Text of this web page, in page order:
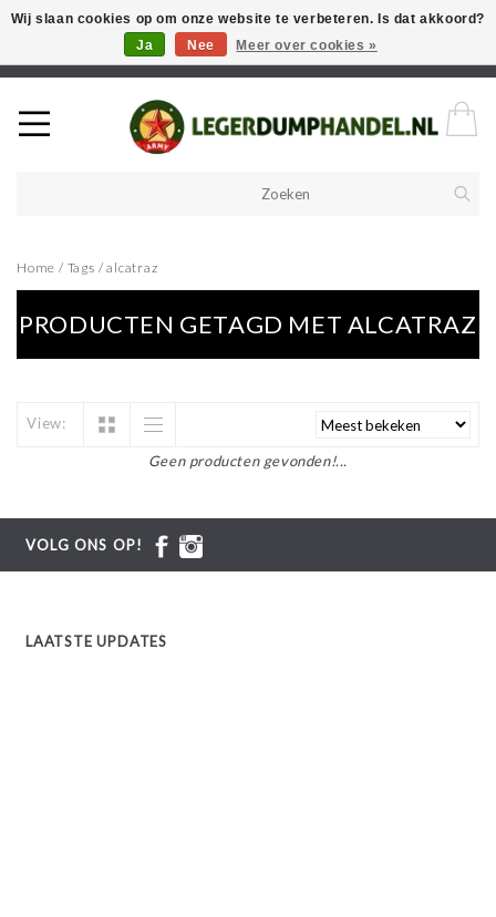
Welkom in onze webshop! Als u een product zoekt en deze niet kan
vinden in de webwinkel, neem vooral contact op!
Home / Tags /alcatraz
PRODUCTEN GETAGD MET ALCATRAZ
View:
Geen producten gevonden!...
VOLG ONS OP!
LAATSTE UPDATES
Wij slaan cookies op om onze website te verbeteren. Is dat akkoord?
Ja
Nee Meer over cookies »